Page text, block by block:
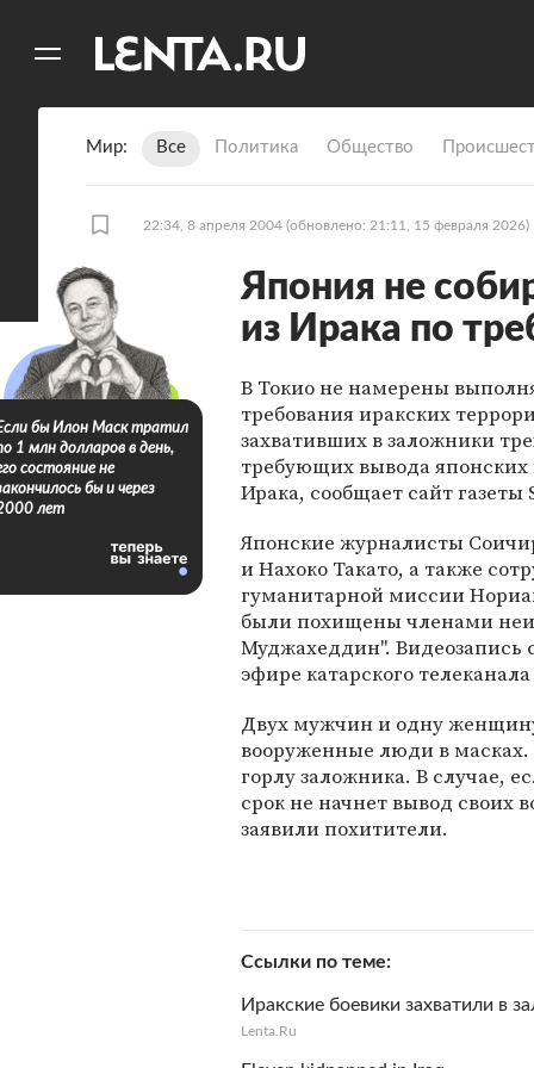
Мир Все Политика Общество
22:34, 8 апреля 2004 (обновлено: 21:11, 15 февраля 2026)
Япония не
из Ирака по
В Токио не намерены
требования иракских
захвативших в заложники
требующих вывода японских
Ирака, сообщает сайт газеты
Японские журналисты
и Нахоко Такато, а также
гуманитарной миссии
были похищены членами
Муджахеддин". Видеозапись
эфире катарского
Двух мужчин и одну
вооруженные люди в
горлу заложника. В случае,
срок не начнет вывод своих
заявили похитители.
Ссылки по теме
Иракские боевики захватили в
Lenta.Ru
бы Илон Маск тратил
1 млн долларов в день,
состояние не
бы и через
лет